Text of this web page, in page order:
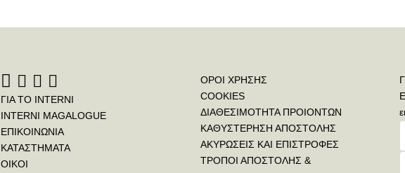
ΓΙΑ ΤΟ INTERNI
INTERNI MAGALOGUE
ΕΠΙΚΟΙΝΩΝΙΑ
ΚΑΤΑΣΤΗΜΑΤΑ
ΟΙΚΟΙ
ΟΡΟΙ ΧΡΗΣΗΣ
COOKIES
ΔΙΑΘΕΣΙΜΟΤΗΤΑ ΠΡΟΙΟΝΤΩΝ
ΚΑΘΥΣΤΕΡΗΣΗ ΑΠΟΣΤΟΛΗΣ
ΑΚΥΡΩΣΕΙΣ ΚΑΙ ΕΠΙΣΤΡΟΦΕΣ
ΤΡΟΠΟΙ ΑΠΟΣΤΟΛΗΣ &